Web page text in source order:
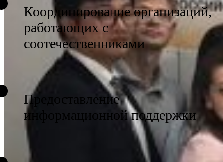
Координирование организаций,
работающих с
соотечественниками
Предоставление
информационной поддержки